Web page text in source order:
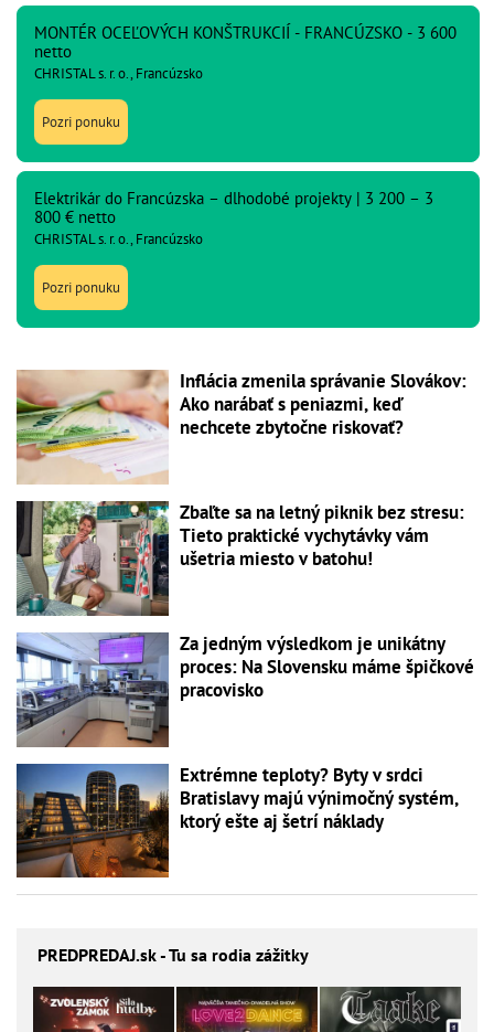
MONTÉR OCEĽOVÝCH KONŠTRUKCIÍ - FRANCÚZSKO - 3 600
netto
CHRISTAL s. r. o., Francúzsko
Pozri ponuku
Elektrikár do Francúzska – dlhodobé projekty | 3 200 – 3
800 € netto
CHRISTAL s. r. o., Francúzsko
Pozri ponuku
Inflácia zmenila správanie Slovákov:
Ako narábať s peniazmi, keď
nechcete zbytočne riskovať?
Zbaľte sa na letný piknik bez stresu:
Tieto praktické vychytávky vám
ušetria miesto v batohu!
Za jedným výsledkom je unikátny
proces: Na Slovensku máme špičkové
pracovisko
Extrémne teploty? Byty v srdci
Bratislavy majú výnimočný systém,
ktorý ešte aj šetrí náklady
PREDPREDAJ.sk - Tu sa rodia zážitky